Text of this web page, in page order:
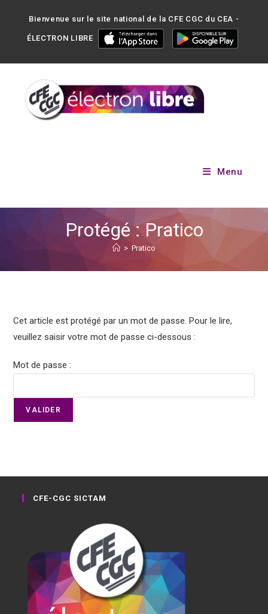
Bienvenue sur le site national de la CFE CGC du CEA -
ÉLECTRON LIBRE
Menu
Protégé : Pratico
> Pratico
Cet article est protégé par un mot de passe. Pour le lire,
veuillez saisir votre mot de passe ci-dessous :
Mot de passe :
CFE-CGC SICTAM